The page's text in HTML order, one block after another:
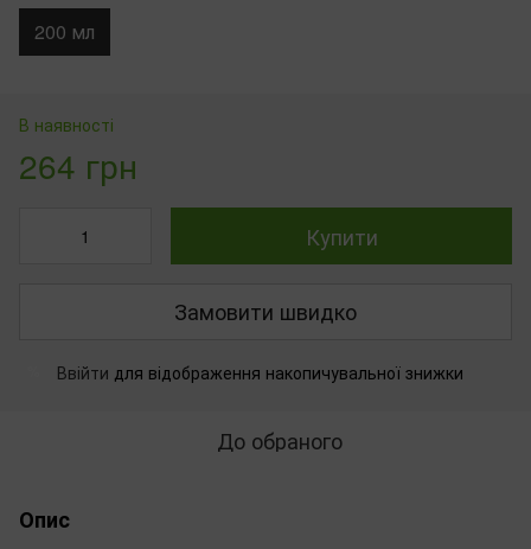
200 мл
В наявності
264 грн
Купити
Замовити швидко
Ввійти для відображення накопичувальної знижки
До обраного
Опис